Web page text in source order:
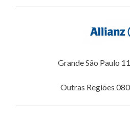
Grande São Paulo
Outras Regiões